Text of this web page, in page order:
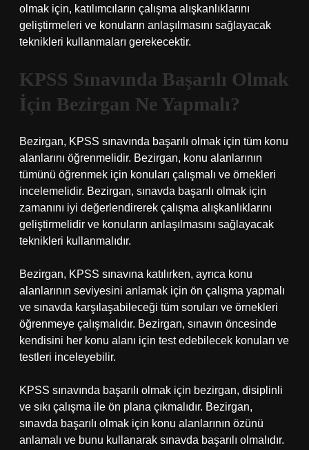
olmak için, katılımcıların çalışma alışkanlıklarını
geliştirmeleri ve konuların anlaşılmasını sağlayacak
teknikleri kullanmaları gerekecektir.
KPSS Sınavında Başarılı Olmak
İçin Bezirgan Ne Yapmalı?
Bezirgan, KPSS sınavında başarılı olmak için tüm konu
alanlarını öğrenmelidir. Bezirgan, konu alanlarının
tümünü öğrenmek için konuları çalışmalı ve örnekleri
incelemelidir. Bezirgan, sınavda başarılı olmak için
zamanını iyi değerlendirerek çalışma alışkanlıklarını
geliştirmelidir ve konuların anlaşılmasını sağlayacak
teknikleri kullanmalıdır.
Bezirgan, KPSS sınavına katılırken, ayrıca konu
alanlarının seviyesini anlamak için ön çalışma yapmalı
ve sınavda karşılaşabileceği tüm soruları ve örnekleri
öğrenmeye çalışmalıdır. Bezirgan, sınavın öncesinde
kendisini her konu alanı için test edebilecek konuları ve
testleri inceleyebilir.
KPSS sınavında başarılı olmak için bezirgan, disiplinli
ve sıkı çalışma ile ön plana çıkmalıdır. Bezirgan,
sınavda başarılı olmak için konu alanlarının özünü
anlamalı ve bunu kullanarak sınavda başarılı olmalıdır.